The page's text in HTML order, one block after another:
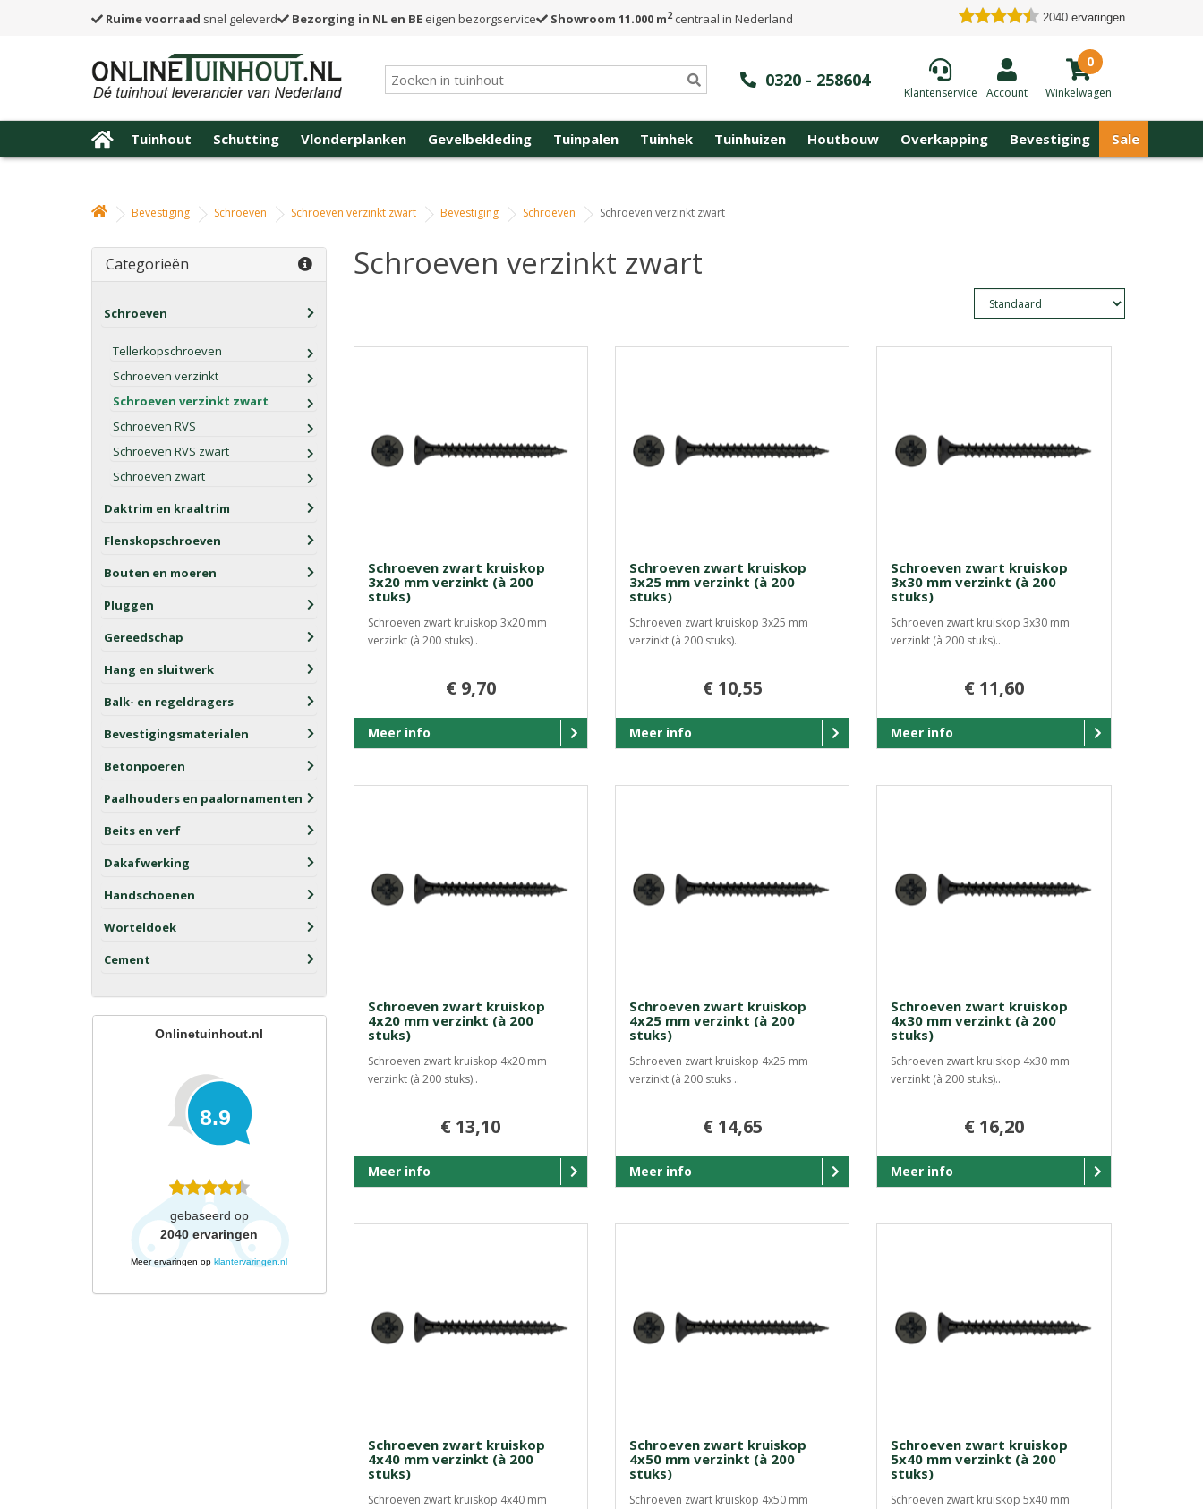
Ruime voorraad snel geleverd Bezorging in NL en BE eigen bezorgservice Showroom 11.000 m2centraal in Nederland 2040 ervaringen
0320 - 258604
Klantenservice Account
0
Winkelwagen
Tuinhout Schutting Vlonderplanken Gevelbekleding Tuinpalen Tuinhek Tuinhuizen Houtbouw Overkapping Bevestiging Sale
Bevestiging Schroeven Schroeven verzinkt zwart Bevestiging Schroeven Schroeven verzinkt zwart
Categorieën
Schroeven
Tellerkopschroeven
Schroeven verzinkt
Schroeven verzinkt zwart
Schroeven RVS
Schroeven RVS zwart
Schroeven zwart
Daktrim en kraaltrim
Flenskopschroeven
Bouten en moeren
Pluggen
Gereedschap
Hang en sluitwerk
Balk- en regeldragers
Bevestigingsmaterialen
Betonpoeren
Paalhouders en paalornamenten
Beits en verf
Dakafwerking
Handschoenen
Worteldoek
Cement
Onlinetuinhout.nl
8.9
gebaseerd op
2040 ervaringen
Meer ervaringen opklantervaringen.nl
Schroeven verzinkt zwart
Schroeven zwart kruiskop
3x20 mm verzinkt (à 200
stuks)
Schroeven zwart kruiskop 3x20 mm
verzinkt (à 200 stuks)..
€ 9,70
Meer info
Schroeven zwart kruiskop
3x25 mm verzinkt (à 200
stuks)
Schroeven zwart kruiskop 3x25 mm
verzinkt (à 200 stuks)..
€ 10,55
Meer info
Schroeven zwart kruiskop
3x30 mm verzinkt (à 200
stuks)
Schroeven zwart kruiskop 3x30 mm
verzinkt (à 200 stuks)..
€ 11,60
Meer info
Schroeven zwart kruiskop
4x20 mm verzinkt (à 200
stuks)
Schroeven zwart kruiskop 4x20 mm
verzinkt (à 200 stuks)..
€ 13,10
Meer info
Schroeven zwart kruiskop
4x25 mm verzinkt (à 200
stuks)
Schroeven zwart kruiskop 4x25 mm
verzinkt (à 200 stuks ..
€ 14,65
Meer info
Schroeven zwart kruiskop
4x30 mm verzinkt (à 200
stuks)
Schroeven zwart kruiskop 4x30 mm
verzinkt (à 200 stuks)..
€ 16,20
Meer info
Schroeven zwart kruiskop
4x40 mm verzinkt (à 200
stuks)
Schroeven zwart kruiskop 4x40 mm
Schroeven zwart kruiskop
4x50 mm verzinkt (à 200
stuks)
Schroeven zwart kruiskop 4x50 mm
Schroeven zwart kruiskop
5x40 mm verzinkt (à 200
stuks)
Schroeven zwart kruiskop 5x40 mm